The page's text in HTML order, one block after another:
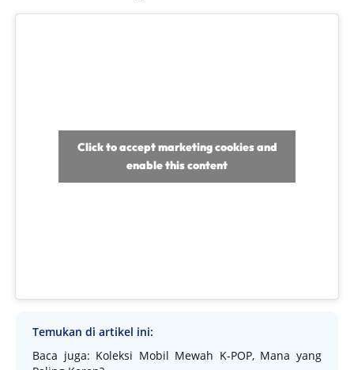
2nd Grade
Baca juga: Mengenal Mobil Personel BlackPink di